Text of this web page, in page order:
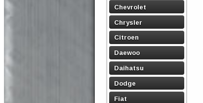
Chevrolet
Chrysler
Citroen
Daewoo
Daihatsu
Dodge
Fiat